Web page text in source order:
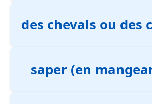
des chevals ou des
saper (en